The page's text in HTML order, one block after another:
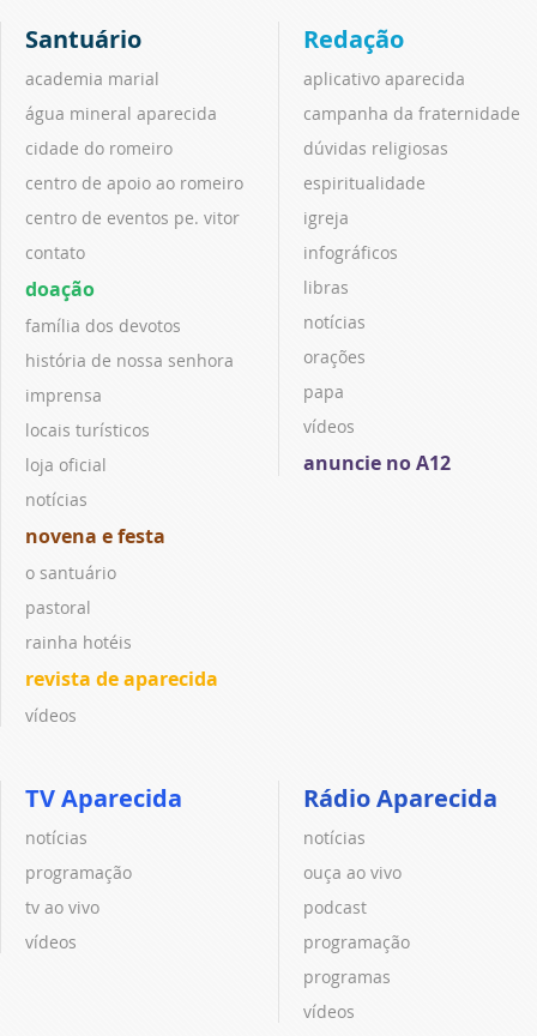
Santuário
academia marial
água mineral aparecida
cidade do romeiro
centro de apoio ao romeiro
centro de eventos pe. vitor
contato
doação
família dos devotos
história de nossa senhora
imprensa
locais turísticos
loja oficial
notícias
novena e festa
o santuário
pastoral
rainha hotéis
revista de aparecida
vídeos
Redação
aplicativo aparecida
campanha da fraternidade
dúvidas religiosas
espiritualidade
igreja
infográficos
libras
notícias
orações
papa
vídeos
anuncie no A12
TV Aparecida
notícias
programação
tv ao vivo
vídeos
Rádio Aparecida
notícias
ouça ao vivo
podcast
programação
programas
vídeos